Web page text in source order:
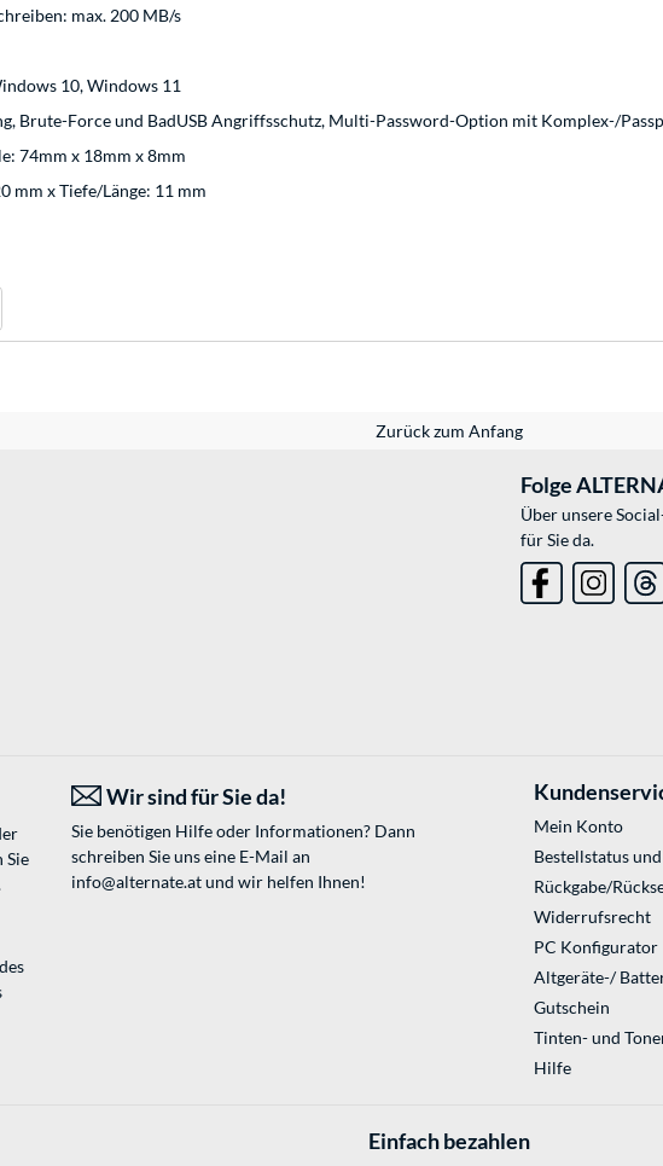
max. 200 MB/s
10, Windows 11
Brute-Force und BadUSB Angriffsschutz, Multi-Password-Option mit Komplex-/
74mm x 18mm x 8mm
mm x Tiefe/Länge: 11 mm
Zurück zum Anfang
Folge
Über unsere
für Sie da.
Sie
Wir sind für Sie da!
Sie benötigen Hilfe oder Informationen? Dann
schreiben Sie uns eine E-Mail an
info@alternate.atund wir helfen Ihnen!
Mein Konto
Bestellstatus
Rückgabe/
Widerrufsrecht
PC Konfigurator
Altgeräte-/
Gutschein
Tinten- und
Hilfe
Einfach bezahlen